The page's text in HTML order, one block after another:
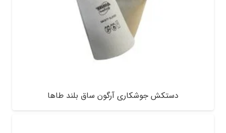
دستکش جوشکاری آرگون ساق بلند طاها